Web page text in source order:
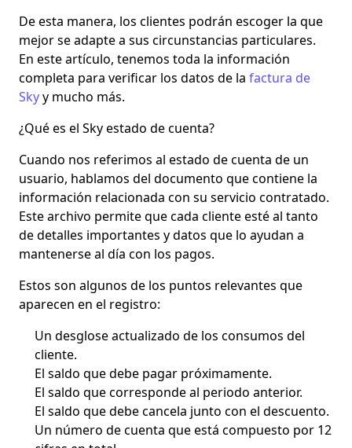
De esta manera, los clientes podrán escoger la que
mejor se adapte a sus circunstancias particulares.
En este artículo, tenemos toda la información
completa para verificar los datos de la factura de
Skyy mucho más.
¿Qué es el Sky estado de cuenta?
Cuando nos referimos al estado de cuenta de un
usuario, hablamos del documento que contiene la
información relacionada con su servicio contratado.
Este archivo permite que cada cliente esté al tanto
de detalles importantes y datos que lo ayudan a
mantenerse al día con los pagos.
Estos son algunos de los puntos relevantes que
aparecen en el registro:
Un desglose actualizado de los consumos del
cliente.
El saldo que debe pagar próximamente.
El saldo que corresponde al periodo anterior.
El saldo que debe cancela junto con el descuento.
Un número de cuenta que está compuesto por 12